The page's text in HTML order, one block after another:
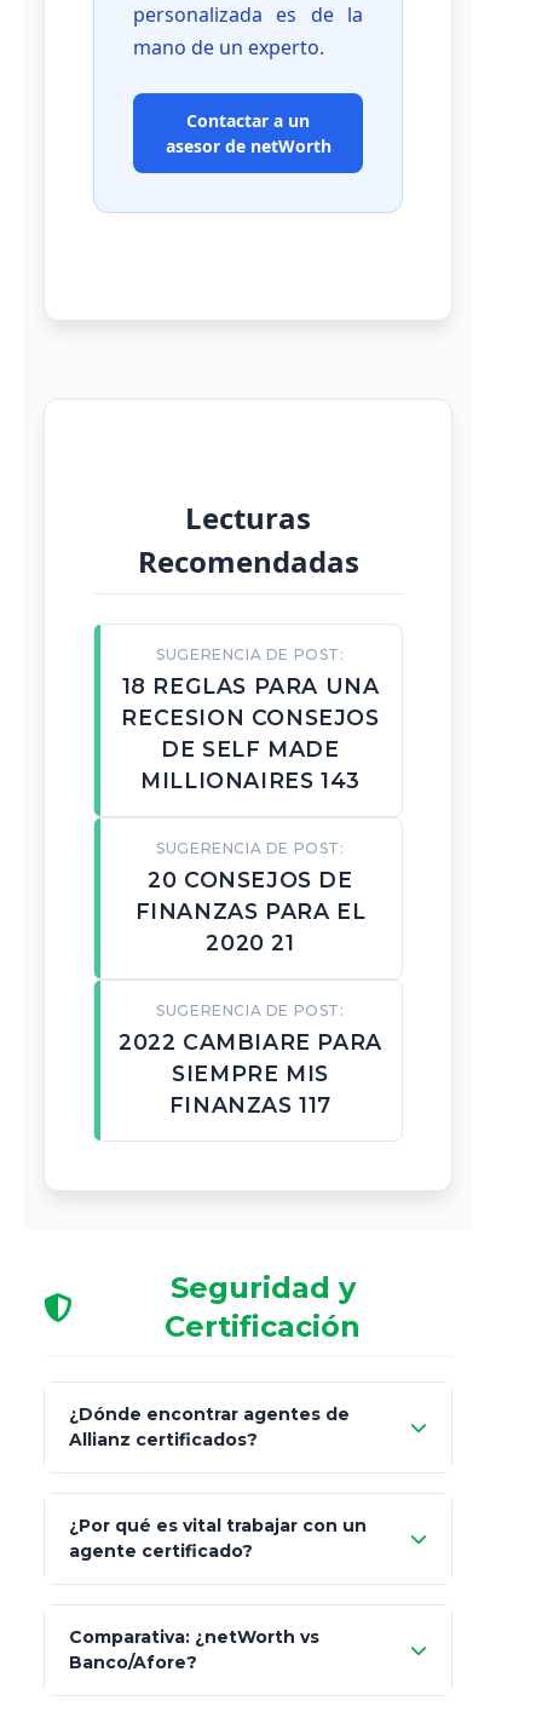
personalizada es de la
mano de un experto.
Contactar a un
asesor de netWorth
Lecturas
Recomendadas
SUGERENCIA DE POST:
18 REGLAS PARA UNA
RECESION CONSEJOS
DE SELF MADE
MILLIONAIRES 143
SUGERENCIA DE POST:
20 CONSEJOS DE
FINANZAS PARA EL
2020 21
SUGERENCIA DE POST:
2022 CAMBIARE PARA
SIEMPRE MIS
FINANZAS 117
Seguridad y
Certificación
¿Dónde encontrar agentes de
Allianz certificados?
Seguros y Fianzas (CNSF)
netWorth
¿Por qué es vital trabajar con un
agente certificado?
consultor técnico
legalmente facultado
Comparativa: ¿netWorth vs
Banco/Afore?